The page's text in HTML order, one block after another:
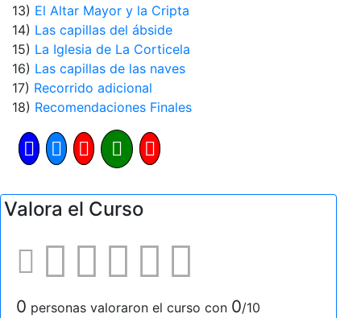
13) El Altar Mayor y la Cripta
14) Las capillas del ábside
15) La Iglesia de La Corticela
16) Las capillas de las naves
17) Recorrido adicional
18) Recomendaciones Finales
Valora el Curso
0 personas valoraron el curso con 0/10